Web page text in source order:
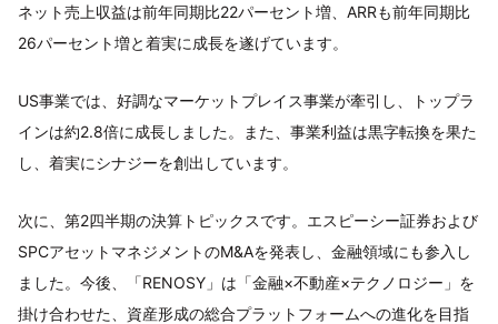
ネット売上収益は前年同期比22パーセント増、ARRも前年同期比
26パーセント増と着実に成長を遂げています。
US事業では、好調なマーケットプレイス事業が牽引し、トップラ
インは約2.8倍に成長しました。また、事業利益は黒字転換を果た
し、着実にシナジーを創出しています。
次に、第2四半期の決算トピックスです。エスピーシー証券および
SPCアセットマネジメントのM&Aを発表し、金融領域にも参入し
ました。今後、「RENOSY」は「金融×不動産×テクノロジー」を
掛け合わせた、資産形成の総合プラットフォームへの進化を目指